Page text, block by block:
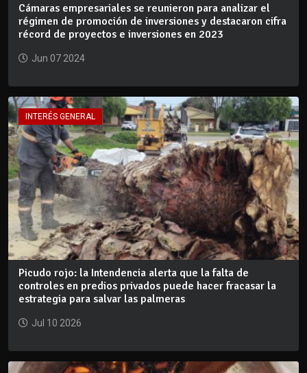
Cámaras empresariales se reunieron para analizar el
régimen de promoción de inversiones y destacaron cifra
récord de proyectos e inversiones en 2023
Jun 07 2024
INTERÉS GENERAL
Picudo rojo: la Intendencia alerta que la falta de
controles en predios privados puede hacer fracasar la
estrategia para salvar las palmeras
Jul 10 2026